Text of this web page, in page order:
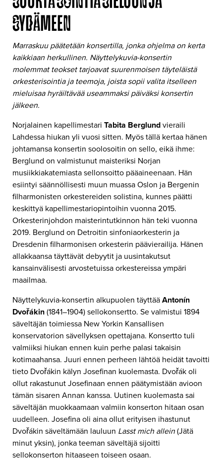
SYDÄMEEN
Marraskuu päätetään konsertilla, jonka ohjelma on kerta
kaikkiaan herkullinen. Näyttelykuvia-konsertin
molemmat teokset tarjoavat suurenmoisen täyteläistä
orkesterisointia ja teemoja, joista sopii valita itselleen
mieluisaa hyräiltävää useammaksi päiväksi konsertin
jälkeen.
Norjalainen kapellimestari Tabita Berglundvieraili
Lahdessa hiukan yli vuosi sitten. Myös tällä kertaa hänen
johtamansa konsertin soolosoitin on sello, eikä ihme:
Berglund on valmistunut maisteriksi Norjan
musiikkiakatemiasta sellonsoitto pääaineenaan. Hän
esiintyi säännöllisesti muun muassa Oslon ja Bergenin
filharmonisten orkestereiden solistina, kunnes päätti
keskittyä kapellimestariopintoihin vuonna 2015.
Orkesterinjohdon maisterintutkinnon hän teki vuonna
2019. Berglund on Detroitin sinfoniaorkesterin ja
Dresdenin filharmonisen orkesterin päävierailija. Hänen
allakkaansa täyttävät debyytit ja uusintakutsut
kansainvälisesti arvostetuissa orkestereissa ympäri
maailmaa.
Näyttelykuvia-konsertin alkupuolen täyttääAntonín
Dvořákin(1841–1904) sellokonsertto. Se valmistui 1894
säveltäjän toimiessa New Yorkin Kansallisen
konservatorion sävellyksen opettajana. Konsertto tuli
valmiiksi hiukan ennen kuin perhe palasi takaisin
kotimaahansa. Juuri ennen perheen lähtöä heidät tavoitti
tieto Dvořákin kälyn Josefinan kuolemasta. Dvořák oli
ollut rakastunut Josefinaan ennen päätymistään avioon
tämän sisaren Annan kanssa. Uutinen kuolemasta sai
säveltäjän muokkaamaan valmiin konserton hitaan osan
uudelleen. Josefina oli aina ollut erityisen ihastunut
Dvořákin säveltämään lauluun Lasst mich allein(Jätä
minut yksin), jonka teeman säveltäjä sijoitti
sellokonserton hitaaseen toiseen osaan.